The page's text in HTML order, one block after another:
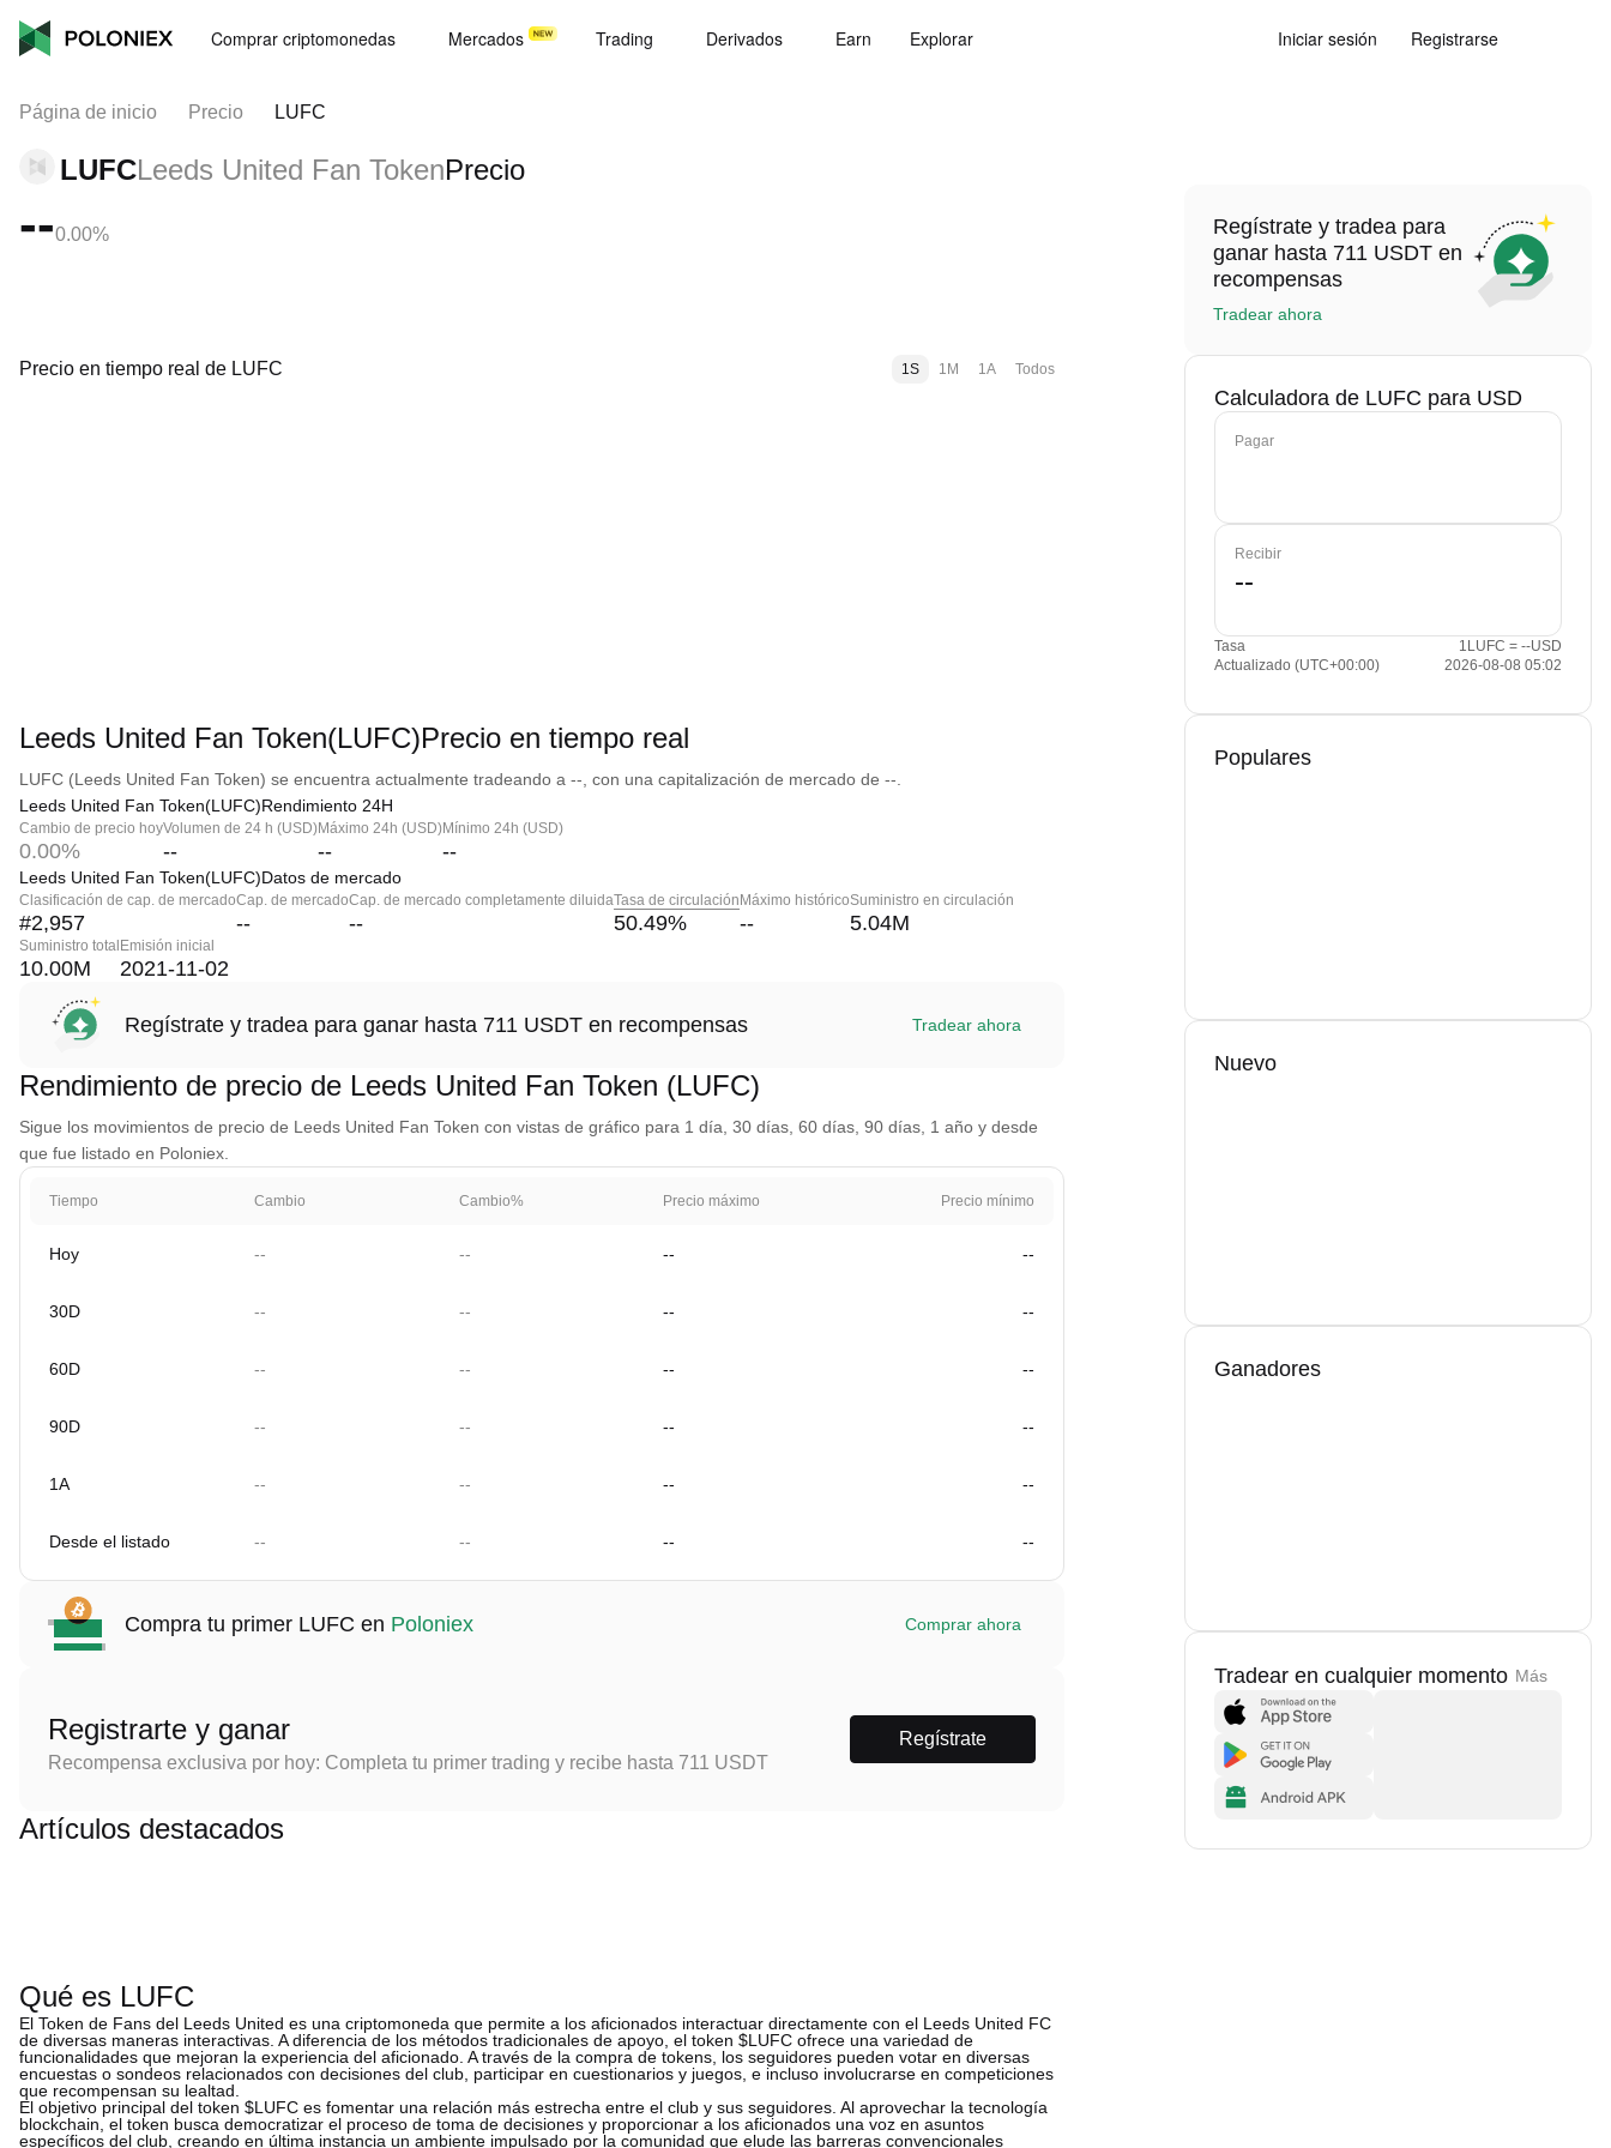
Comprar criptomonedas Mercados Trading Derivados Earn Explorar Iniciar sesión Registrarse
Página de inicio Precio LUFC
LUFCLeeds United Fan TokenPrecio
--0.00%
Precio en tiempo real de LUFC 1S 1M 1A Todos
Leeds United Fan Token(LUFC)Precio en tiempo real
LUFC (Leeds United Fan Token) se encuentra actualmente tradeando a --, con una capitalización de mercado de --.
Leeds United Fan Token(LUFC)Rendimiento 24H
Cambio de precio hoy
0.00%
Volumen de 24 h (USD)
--
Máximo 24h (USD)
--
Mínimo 24h (USD)
--
Leeds United Fan Token(LUFC)Datos de mercado
Clasificación de cap. de mercado
#2,957
Cap. de mercado
--
Cap. de mercado completamente diluida
--
Tasa de circulación
50.49%
Máximo histórico
--
Suministro en circulación
5.04M
Suministro total
10.00M
Emisión inicial
2021-11-02
Regístrate y tradea para ganar hasta 711 USDT en recompensas Tradear ahora
Rendimiento de precio de Leeds United Fan Token (LUFC)
Sigue los movimientos de precio de Leeds United Fan Token con vistas de gráfico para 1 día, 30 días, 60 días, 90 días, 1 año y desde
que fue listado en Poloniex.
Tiempo Cambio Cambio% Precio máximo Precio mínimo
Hoy -- -- -- --
30D -- -- -- --
60D -- -- -- --
90D -- -- -- --
1A -- -- -- --
Desde el listado -- -- -- --
Compra tu primer LUFC en Poloniex Comprar ahora
Registrarte y ganar
Recompensa exclusiva por hoy: Completa tu primer trading y recibe hasta 711 USDT
Regístrate
Artículos destacados
Qué es LUFC
El Token de Fans del Leeds United es una criptomoneda que permite a los aficionados interactuar directamente con el Leeds United FC
de diversas maneras interactivas. A diferencia de los métodos tradicionales de apoyo, el token $LUFC ofrece una variedad de
funcionalidades que mejoran la experiencia del aficionado. A través de la compra de tokens, los seguidores pueden votar en diversas
encuestas o sondeos relacionados con decisiones del club, participar en cuestionarios y juegos, e incluso involucrarse en competiciones
que recompensan su lealtad.
El objetivo principal del token $LUFC es fomentar una relación más estrecha entre el club y sus seguidores. Al aprovechar la tecnología
blockchain, el token busca democratizar el proceso de toma de decisiones y proporcionar a los aficionados una voz en asuntos
específicos del club, creando en última instancia un ambiente impulsado por la comunidad que elude las barreras convencionales
Regístrate y tradea para
ganar hasta 711 USDT en
recompensas
Tradear ahora
Calculadora de LUFC para USD
Pagar
Recibir
Tasa
1LUFC = --USD
Actualizado (UTC+00:00)
2026-08-08 05:02
Populares
Nuevo
Ganadores
Tradear en cualquier momento Más